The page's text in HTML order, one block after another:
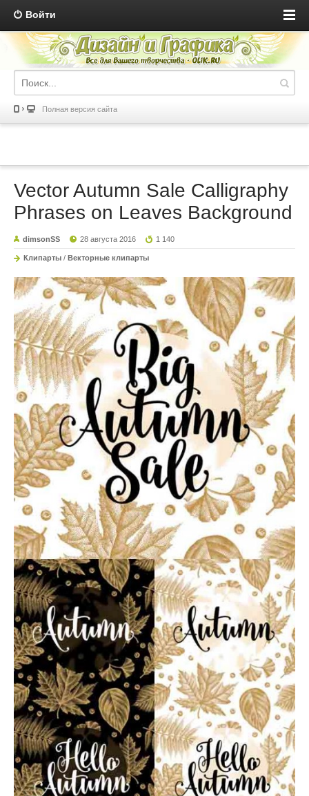
Войти
Полная версия сайта
Vector Autumn Sale Calligraphy
Phrases on Leaves Background
dimsonSS 28 августа 2016 1 140
Клипарты / Векторные клипарты